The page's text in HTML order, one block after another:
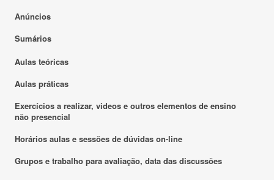
Anúncios
Sumários
Aulas teóricas
Aulas práticas
Exercícios a realizar, videos e outros elementos de ensino
não presencial
Horários aulas e sessões de dúvidas on-line
Grupos e trabalho para avaliação, data das discussões